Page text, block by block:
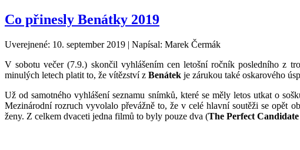
Co přinesly Benátky 2019
Uverejnené: 10. september 2019 | Napísal: Marek Čermák
V sobotu večer (7.9.) skončil vyhlášením cen letošní ročník posledního z
minulých letech platit to, že vítězství z Benátek je zárukou také oskarového
Už od samotného vyhlášení seznamu snímků, které se měly letos utkat o
Mezinárodní rozruch vyvolalo převážně to, že v celé hlavní soutěži se opět
ženy. Z celkem dvaceti jedna filmů to byly pouze dva (The Perfect Candidate